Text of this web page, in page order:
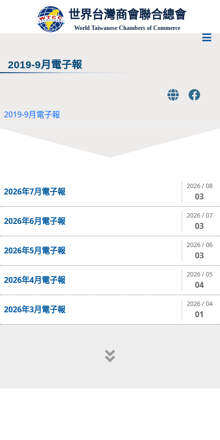
世界台灣商會聯合總會
World Taiwanese Chambers of Commerce
2019-9月電子報
2019-9月電子報
2026年7月電子報
2026 / 08
03
2026年6月電子報
2026 / 07
03
2026年5月電子報
2026 / 06
03
2026年4月電子報
2026 / 05
04
2026年3月電子報
2026 / 04
01